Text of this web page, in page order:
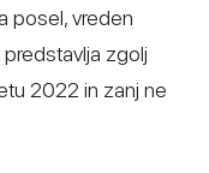
posel, vreden
zgolj
2022 in zanj ne